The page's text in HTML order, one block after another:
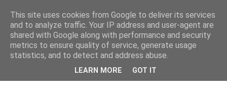
Σύλλογος Ιπποκράτειος
This site uses cookies from Google to deliver its services
and to analyze traffic. Your IP address and user-agent are
shared with Google along with performance and security
metrics to ensure quality of service, generate usage
statistics, and to detect and address abuse.
LEARN MORE GOT IT